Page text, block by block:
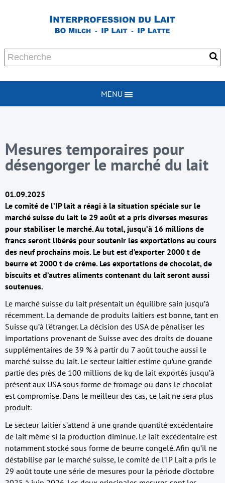
MENU
Mesures temporaires pour
désengorger le marché du lait
01.09.2025
Le comité de l’IP lait a réagi à la situation spéciale sur le
marché suisse du lait le 29 août et a pris diverses mesures
pour stabiliser le marché. Au total, jusqu’à 16 millions de
francs seront libérés pour soutenir les exportations au cours
des neuf prochains mois. Le but est d’exporter 2000 t de
beurre et 2000 t de crème. Les exportations de chocolat, de
biscuits et d’autres aliments contenant du lait seront aussi
soutenues.
Le marché suisse du lait présentait un équilibre sain jusqu’à
récemment. La demande de produits laitiers est bonne, tant en
Suisse qu’à l’étranger. La décision des USA de pénaliser les
importations provenant de Suisse avec des droits de douane
supplémentaires de 39 % à partir du 7 août touche aussi le
marché suisse du lait. Le secteur laitier estime qu’une grande
partie des près de 100 millions de kg de lait exportés jusqu’à
présent aux USA sous forme de fromage ou dans le chocolat
est compromise. Dans le meilleur des cas, ce lait ne sera plus
produit.
Le secteur laitier s’attend à une grande quantité excédentaire
de lait même si la production diminue. Le lait excédentaire est
notamment stocké sous forme de beurre congelé. Afin qu’il ne
déstabilise par le marché suisse, le comité de l’IP Lait a pris le
29 août toute une série de mesures pour la période d’octobre